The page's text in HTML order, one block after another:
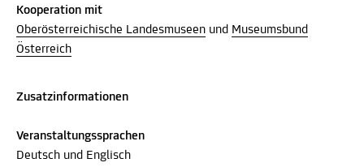
Kooperation mit
Oberösterreichische Landesmuseen und Museumsbund
Österreich
Zusatzinformationen
Veranstaltungssprachen
Deutsch und Englisch